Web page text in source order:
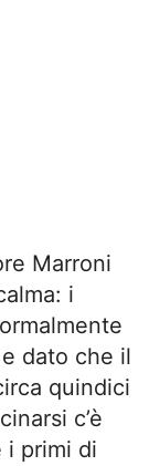
Marroni
i
dato che il
quindici
c’è
i primi di